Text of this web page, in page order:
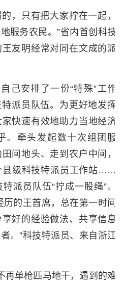
，只有把大家拧在一起，
服务农民。”省内首创科技
友明经常对同在文成的派
己安排了一份“特殊”工作
派员队伍。为更好地发挥
快速有效地助力当地经济
。牵头发起数十次组团服
间地头、走到农户中间，
县级科技特派员工作站……
派员队伍“拧成一股绳”。
的王首席，总在第一时间
好的经验做法、共享信息
。”科技特派员、来自浙江
再单枪匹马地干，遇到的难